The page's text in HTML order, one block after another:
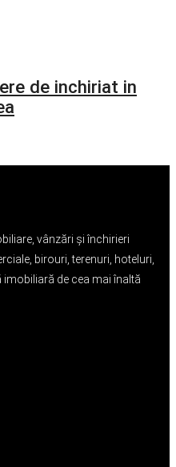
de inchiriat in
vânzări și închirieri
birouri, terenuri, hoteluri,
de cea mai înaltă